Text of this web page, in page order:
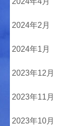
2024年2月
2024年1月
2023年12月
2023年11月
2023年10月